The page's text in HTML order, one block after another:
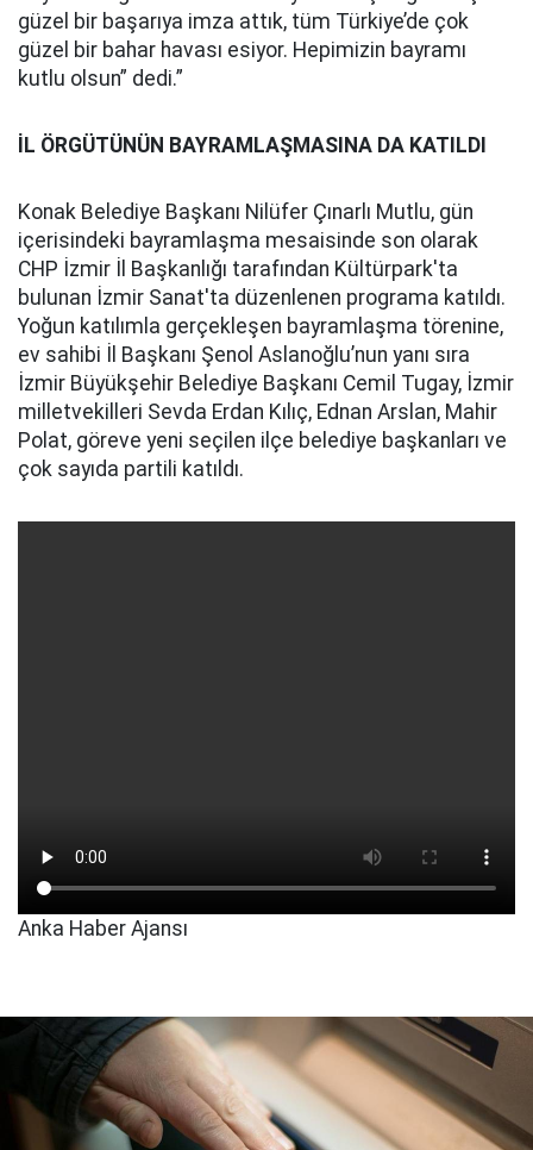
güzel bir başarıya imza attık, tüm Türkiye’de çok
güzel bir bahar havası esiyor. Hepimizin bayramı
kutlu olsun” dedi.”
İL ÖRGÜTÜNÜN BAYRAMLAŞMASINA DA KATILDI
Konak Belediye Başkanı Nilüfer Çınarlı Mutlu, gün
içerisindeki bayramlaşma mesaisinde son olarak
CHP İzmir İl Başkanlığı tarafından Kültürpark'ta
bulunan İzmir Sanat'ta düzenlenen programa katıldı.
Yoğun katılımla gerçekleşen bayramlaşma törenine,
ev sahibi İl Başkanı Şenol Aslanoğlu’nun yanı sıra
İzmir Büyükşehir Belediye Başkanı Cemil Tugay, İzmir
milletvekilleri Sevda Erdan Kılıç, Ednan Arslan, Mahir
Polat, göreve yeni seçilen ilçe belediye başkanları ve
çok sayıda partili katıldı.
Anka Haber Ajansı